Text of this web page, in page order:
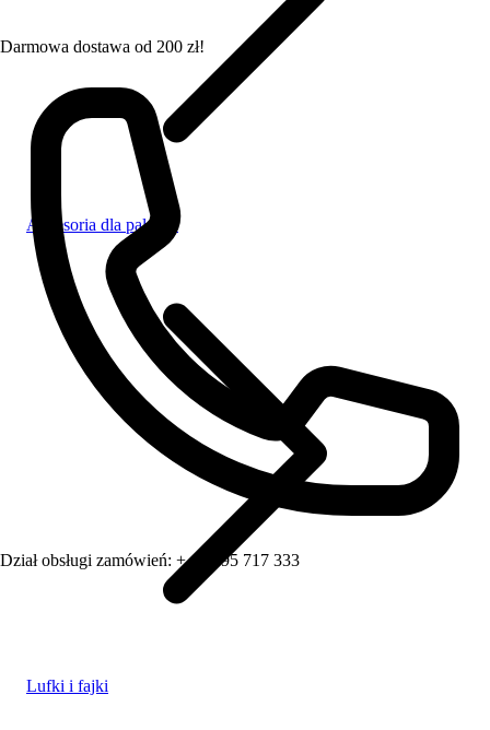
Darmowa dostawa od 200 zł!
Dział obsługi zamówień: + 48 795 717 333
Akcesoria dla palaczy
Lufki i fajki